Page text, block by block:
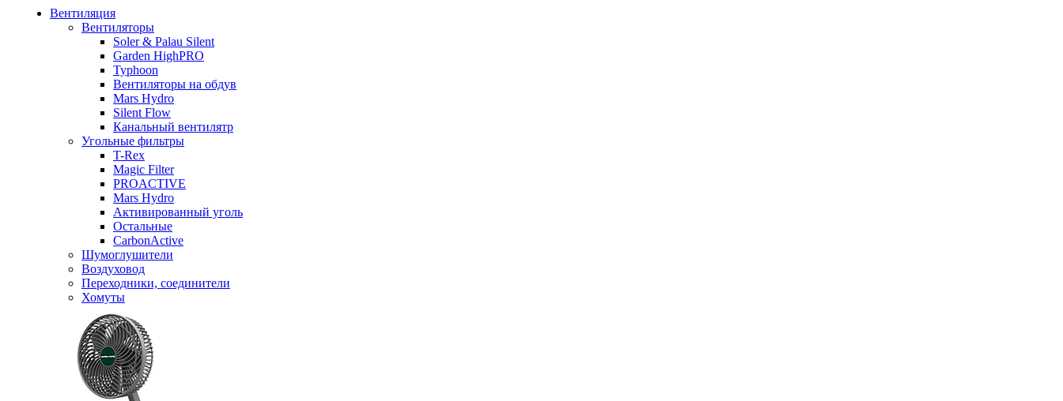
Вентиляция
Вентиляторы
Soler & Palau Silent
Garden HighPRO
Typhoon
Вентиляторы на обдув
Mars Hydro
Silent Flow
Канальный вентилятр
Угольные фильтры
T-Rex
Magic Filter
PROACTIVE
Mars Hydro
Активированный уголь
Остальные
CarbonActive
Шумоглушители
Воздуховод
Переходники, соединители
Хомуты